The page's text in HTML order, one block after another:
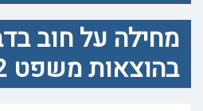
מחילה על חוב
בהוצאות משפט 71023-2